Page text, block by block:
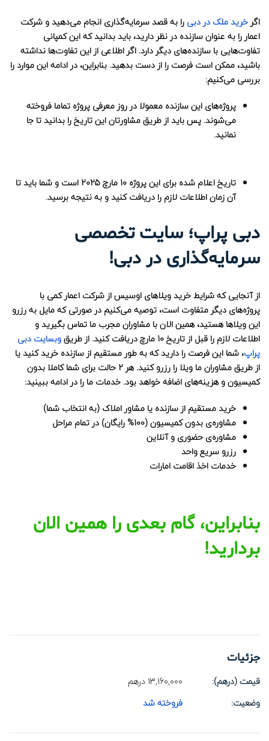
اگرخرید ملک در دبی را به قصد سرمایه‌گذاری انجام می‌دهید و شرکت
اعمار را به عنوان سازنده در نظر دارید، باید بدانید که این کمپانی
تفاوت‌هایی با سازنده‌های دیگر دارد. اگر اطلاعی از این تفاوت‌ها نداشته
باشید، ممکن است فرصت را از دست بدهید. بنابراین، در ادامه این موارد را
بررسی می‌کنیم:
پروژه‌های این سازنده معمولا در روز معرفی پروژه تماما فروخته
می‌شوند. پس باید از طریق مشاورتان این تاریخ را بدانید تا جا
نمانید.
تاریخ اعلام شده برای این پروژه 10 مارچ 2025 است و شما باید تا
آن زمان اطلاعات لازم را دریافت کنید و به نتیجه برسید.
دبی پراپ؛ سایت تخصصی
سرمایه‌گذاری در دبی!
از آنجایی که شرایط خرید ویلاهای اوسیس از شرکت اعمار کمی با
پروژه‌های دیگر متفاوت است، توصیه می‌کنیم در صورتی که مایل به رزرو
این ویلاها هستید، همین الان با مشاوران مجرب ما تماس بگیرید و
اطلاعات لازم را قبل از تاریخ 10 مارچ دریافت کنید. از طریق
وبسایت دبی
پراپ، شما این فرصت را دارید که به طور مستقیم از سازنده خرید کنید یا
از طریق مشاوران ما ویلا را رزرو کنید. هر 2 حالت برای شما کاملا بدون
کمیسیون و هزینه‌های اضافه خواهد بود. خدمات ما را در ادامه ببینید:
خرید مستقیم از سازنده یا مشاور املاک (به انتخاب شما)
مشاوره‌ی بدون کمیسیون (100% رایگان) در تمام مراحل
مشاوره‌ی حضوری و آنلاین
رزرو سریع واحد
خدمات اخذ اقامت امارات
بنابراین، گام بعدی را همین الان
بردارید!
جزئیات
قیمت (درهم):
13,160,000 درهم
وضعیت:
فروخته شد